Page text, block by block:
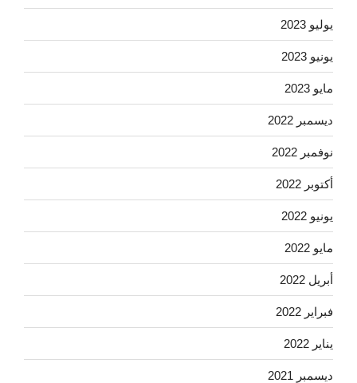
يوليو 2023
يونيو 2023
مايو 2023
ديسمبر 2022
نوفمبر 2022
أكتوبر 2022
يونيو 2022
مايو 2022
أبريل 2022
فبراير 2022
يناير 2022
ديسمبر 2021